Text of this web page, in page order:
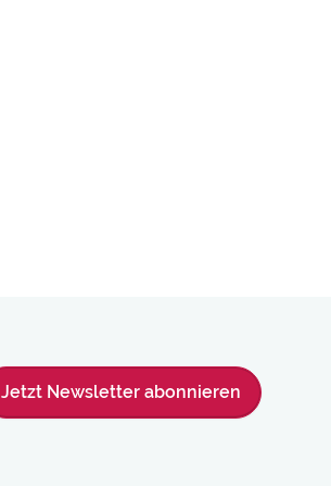
Jetzt Newsletter abonnieren